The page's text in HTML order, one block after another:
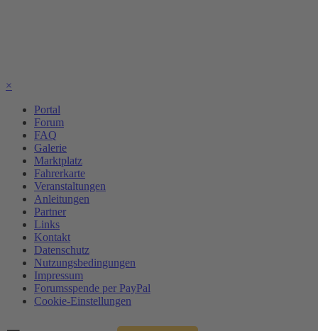
×
Portal
Forum
FAQ
Galerie
Marktplatz
Fahrerkarte
Veranstaltungen
Anleitungen
Partner
Links
Kontakt
Datenschutz
Nutzungsbedingungen
Impressum
Forumsspende per PayPal
Cookie-Einstellungen